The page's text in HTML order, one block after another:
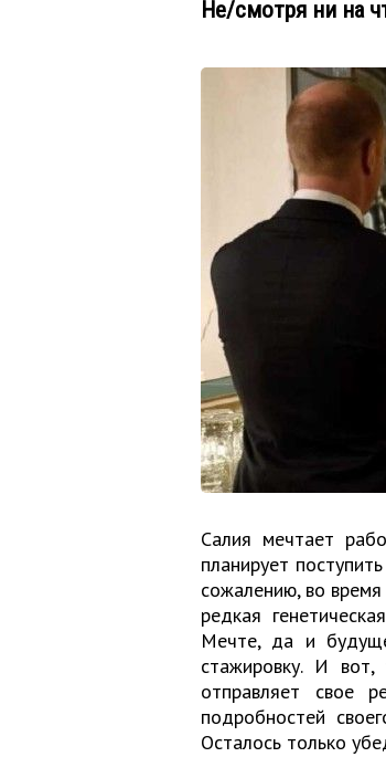
Не/смотря ни на
Салия мечтает
планирует
сожалению, во
редкая
Мечте, да и
стажировку. И
отправляет свое
подробностей
Осталось только